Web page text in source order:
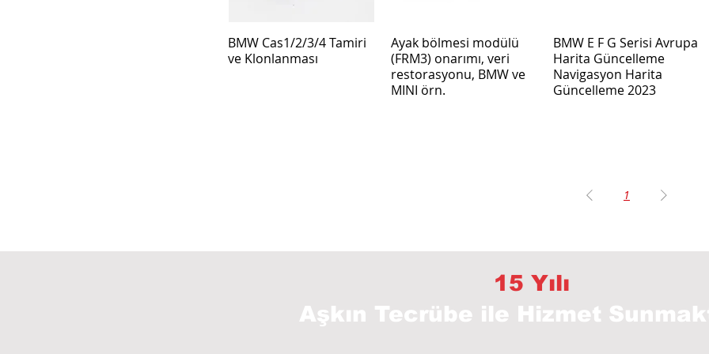
BMW Cas1/2/3/4 Tamiri
ve Klonlanması
Ayak bölmesi modülü
(FRM3) onarımı, veri
restorasyonu, BMW ve
MINI örn.
BMW E F G Serisi Avrupa
Harita Güncelleme
Navigasyon Harita
Güncelleme 2023
1
15 Yılı
Aşkın Tecrübe ile Hizmet